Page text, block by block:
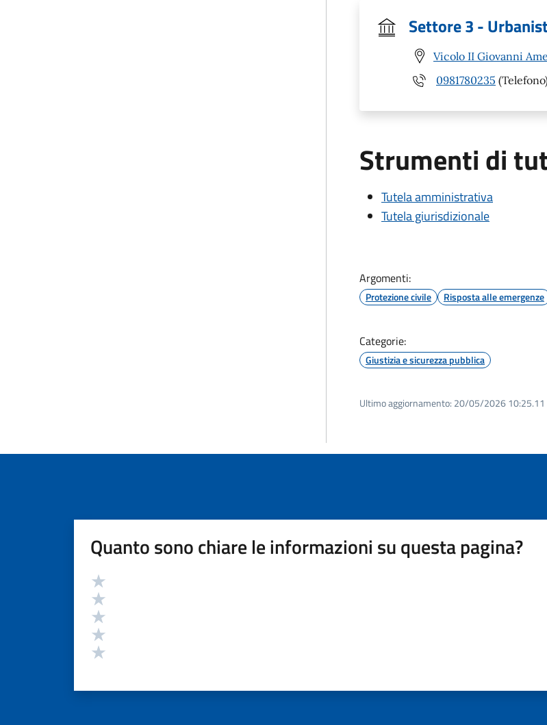
Settore 3 -
Vicolo II Giovanni
0981780235
Strumenti di
Tutela amministrativa
Tutela giurisdizionale
Argomenti:
Protezione civile Risposta alle emergenze
Categorie:
Giustizia e sicurezza pubblica
Ultimo aggiornamento: 20/05/2026 10:25.11
Quanto sono chiare le informazioni su questa pagina?
Valutazione